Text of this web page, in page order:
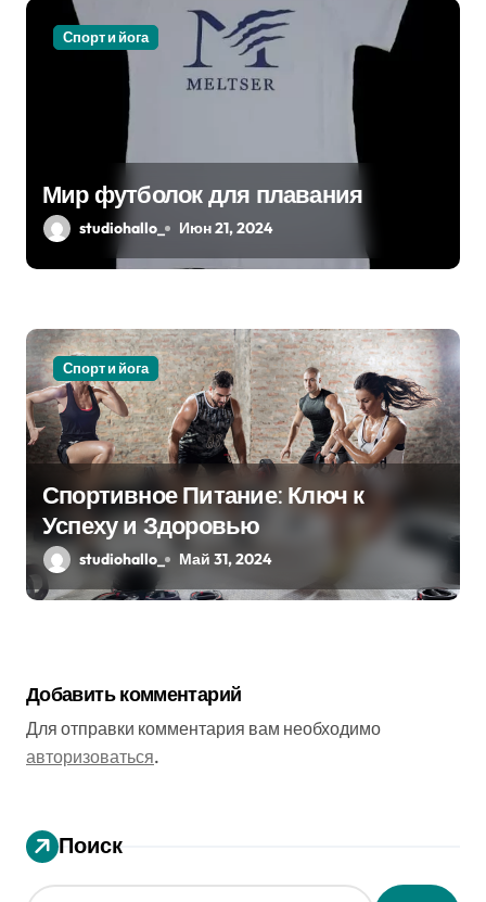
я
Спорт и йога
Мир футболок для плавания
studiohallo_ Июн 21, 2024
Спорт и йога
Спортивное Питание: Ключ к
Успеху и Здоровью
studiohallo_ Май 31, 2024
Добавить комментарий
Для отправки комментария вам необходимо
авторизоваться.
Поиск